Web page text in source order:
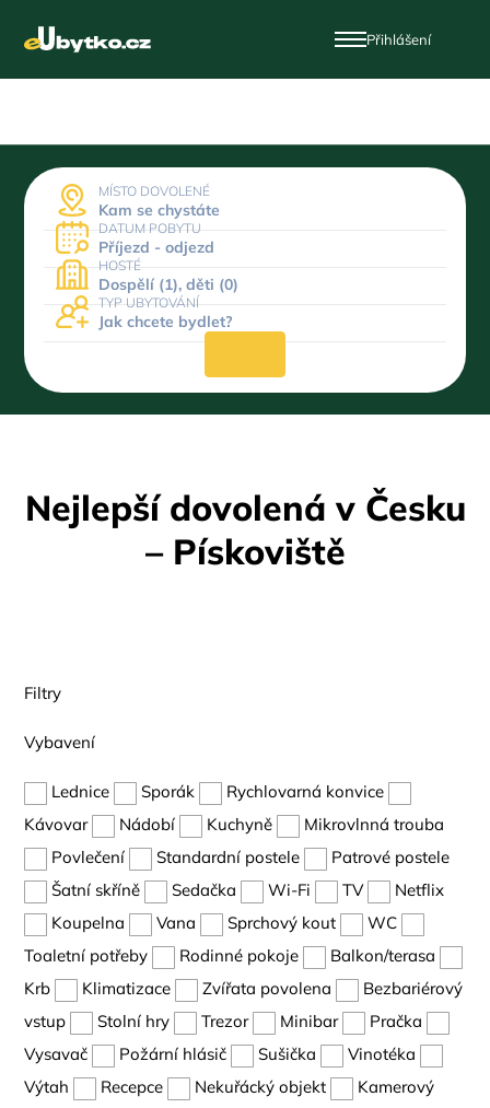
Přihlášení
MÍSTO DOVOLENÉ
Kam se chystáte
DATUM POBYTU
Příjezd - odjezd
HOSTÉ
Dospělí (1), děti (0)
TYP UBYTOVÁNÍ
Jak chcete bydlet?
Nejlepší dovolená v Česku
– Pískoviště
Filtry
Vybavení
Lednice Sporák
Rychlovarná konvice
Kávovar
Nádobí Kuchyně
Mikrovlnná trouba
Povlečení
Standardní postele
Patrové postele
Šatní skříně
Sedačka Wi-Fi TV
Netflix
Koupelna
Vana Sprchový kout
WC
Toaletní potřeby
Rodinné pokoje
Balkon/terasa
Krb
Klimatizace Zvířata povolena
Bezbariérový
vstup
Stolní hry Trezor Minibar
Pračka
Vysavač
Požární hlásič Sušička
Vinotéka
Výtah
Recepce Nekuřácký objekt
Kamerový